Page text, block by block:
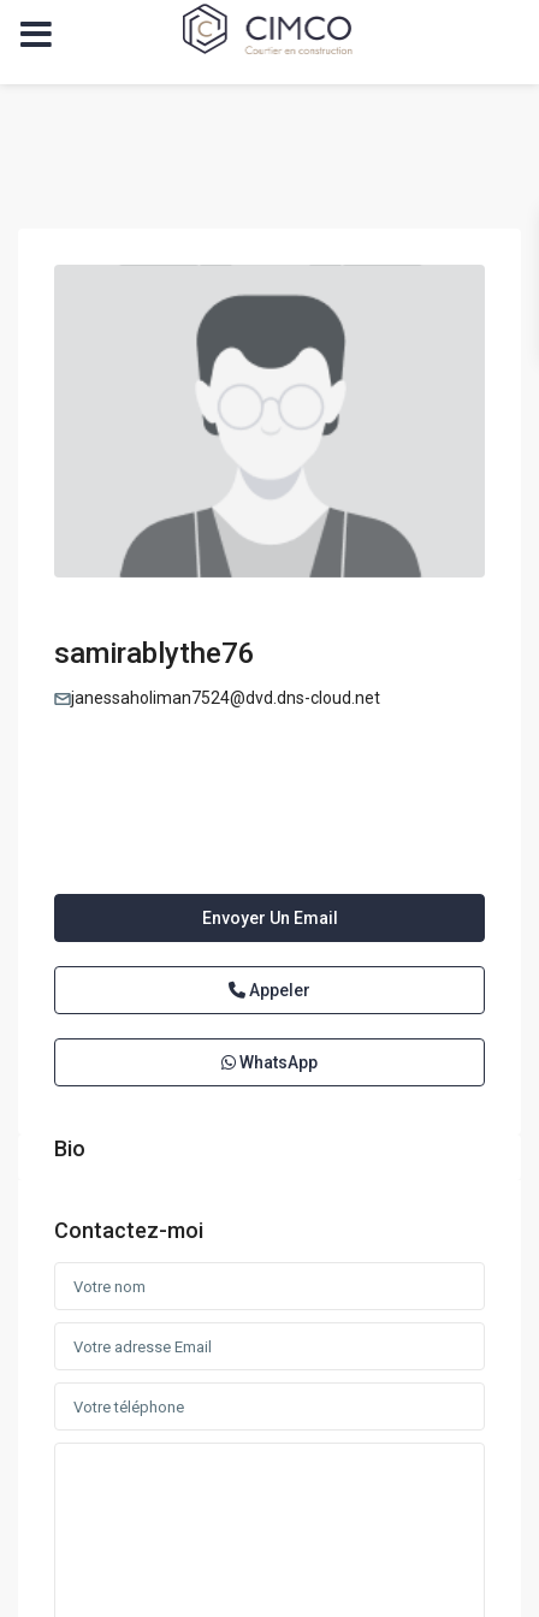
samirablythe76
janessaholiman7524@dvd.dns-cloud.net
Envoyer Un Email
Appeler
WhatsApp
Bio
Contactez-moi